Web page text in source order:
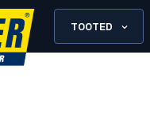
TOOTED